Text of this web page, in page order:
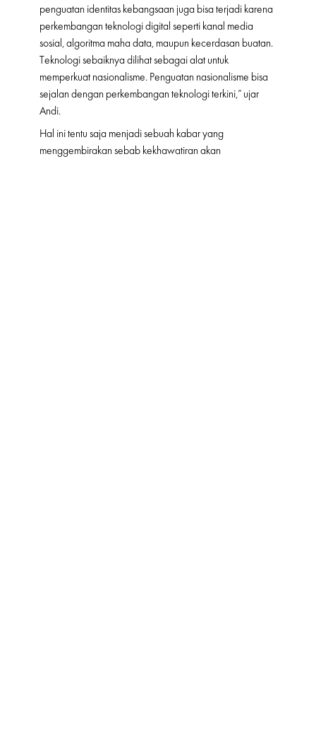
penguatan identitas kebangsaan juga bisa terjadi karena
perkembangan teknologi digital seperti kanal media
sosial, algoritma maha data, maupun kecerdasan buatan.
Teknologi sebaiknya dilihat sebagai alat untuk
memperkuat nasionalisme. Penguatan nasionalisme bisa
sejalan dengan perkembangan teknologi terkini,” ujar
Andi.
Hal ini tentu saja menjadi sebuah kabar yang
menggembirakan sebab kekhawatiran akan